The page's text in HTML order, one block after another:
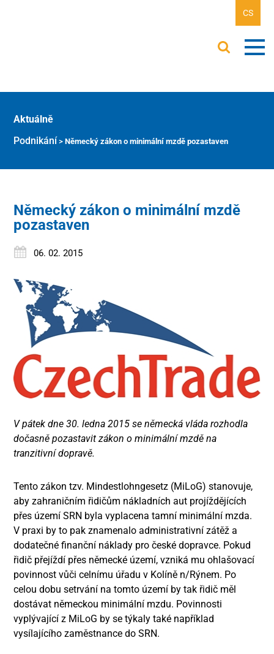
CS
Aktuálně
Podnikání>Německý zákon o minimální mzdě pozastaven
Německý zákon o minimální mzdě
pozastaven
06. 02. 2015
V pátek dne 30. ledna 2015 se německá vláda rozhodla
dočasně pozastavit zákon o minimální mzdě na
tranzitivní dopravě.
Tento zákon tzv. Mindestlohngesetz (MiLoG) stanovuje,
aby zahraničním řidičům nákladních aut projíždějících
přes území SRN byla vyplacena tamní minimální mzda.
V praxi by to pak znamenalo administrativní zátěž a
dodatečné finanční náklady pro české dopravce. Pokud
řidič přejíždí přes německé území, vzniká mu ohlašovací
povinnost vůči celnímu úřadu v Kolíně n/Rýnem. Po
celou dobu setrvání na tomto území by tak řidič měl
dostávat německou minimální mzdu. Povinnosti
vyplývající z MiLoG by se týkaly také například
vysílajícího zaměstnance do SRN.